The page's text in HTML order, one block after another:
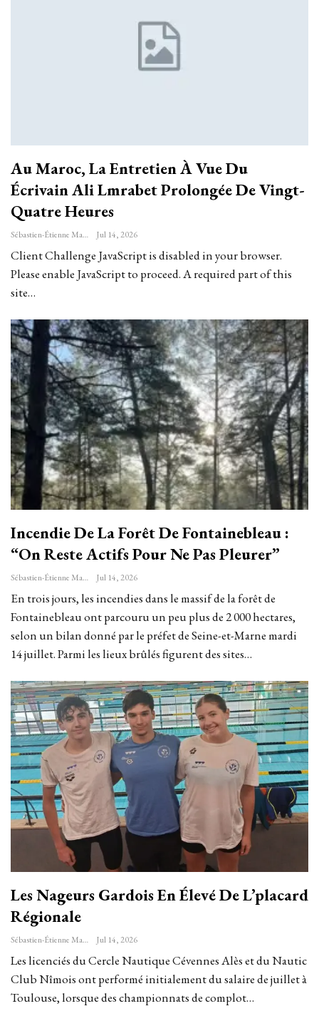
Au Maroc, La Entretien À Vue Du
Écrivain Ali Lmrabet Prolongée De Vingt-
Quatre Heures
Sébastien-Étienne Marechal Jul 14, 2026
Client Challenge JavaScript is disabled in your browser.
Please enable JavaScript to proceed. A required part of this
site…
Incendie De La Forêt De Fontainebleau :
“On Reste Actifs Pour Ne Pas Pleurer”
Sébastien-Étienne Marechal Jul 14, 2026
En trois jours, les incendies dans le massif de la forêt de
Fontainebleau ont parcouru un peu plus de 2 000 hectares,
selon un bilan donné par le préfet de Seine-et-Marne mardi
14 juillet. Parmi les lieux brûlés figurent des sites…
Les Nageurs Gardois En Élevé De L’placard
Régionale
Sébastien-Étienne Marechal Jul 14, 2026
Les licenciés du Cercle Nautique Cévennes Alès et du Nautic
Club Nîmois ont performé initialement du salaire de juillet à
Toulouse, lorsque des championnats de complot…